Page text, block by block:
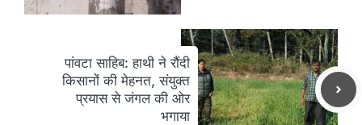
पांवटा साहिब: हाथी ने रौंदी
किसानों की मेहनत, संयुक्त
प्रयास से जंगल की ओर
भगाया